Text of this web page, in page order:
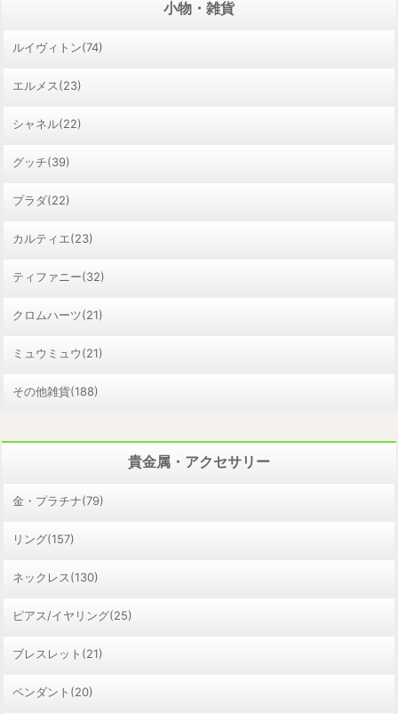
小物・雑貨
ルイヴィトン(74)
エルメス(23)
シャネル(22)
グッチ(39)
プラダ(22)
カルティエ(23)
ティファニー(32)
クロムハーツ(21)
ミュウミュウ(21)
その他雑貨(188)
貴金属・アクセサリー
金・プラチナ(79)
リング(157)
ネックレス(130)
ピアス/イヤリング(25)
ブレスレット(21)
ペンダント(20)